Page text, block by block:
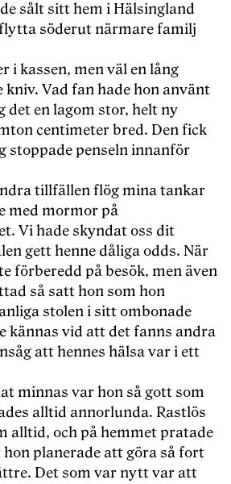
sålt sitt hem i Hälsingland
söderut närmare familj
i kassen, men väl en lång
kniv. Vad fan hade hon använt
det en lagom stor, helt ny
centimeter bred. Den fick
stoppade penseln innanför
tillfällen flög mina tankar
med mormor på
Vi hade skyndat oss dit
gett henne dåliga odds. När
förberedd på besök, men även
så satt hon som hon
stolen i sitt ombonade
kännas vid att det fanns andra
att hennes hälsa var i ett
minnas var hon så gott som
alltid annorlunda. Rastlös
alltid, och på hemmet pratade
planerade att göra så fort
Det som var nytt var att